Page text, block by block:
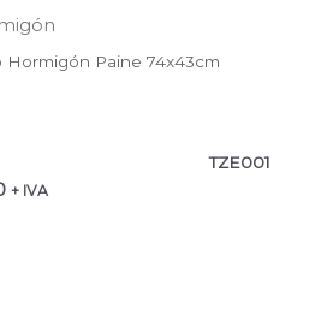
Hormigón Paine 74x43cm
TZE001
+ IVA